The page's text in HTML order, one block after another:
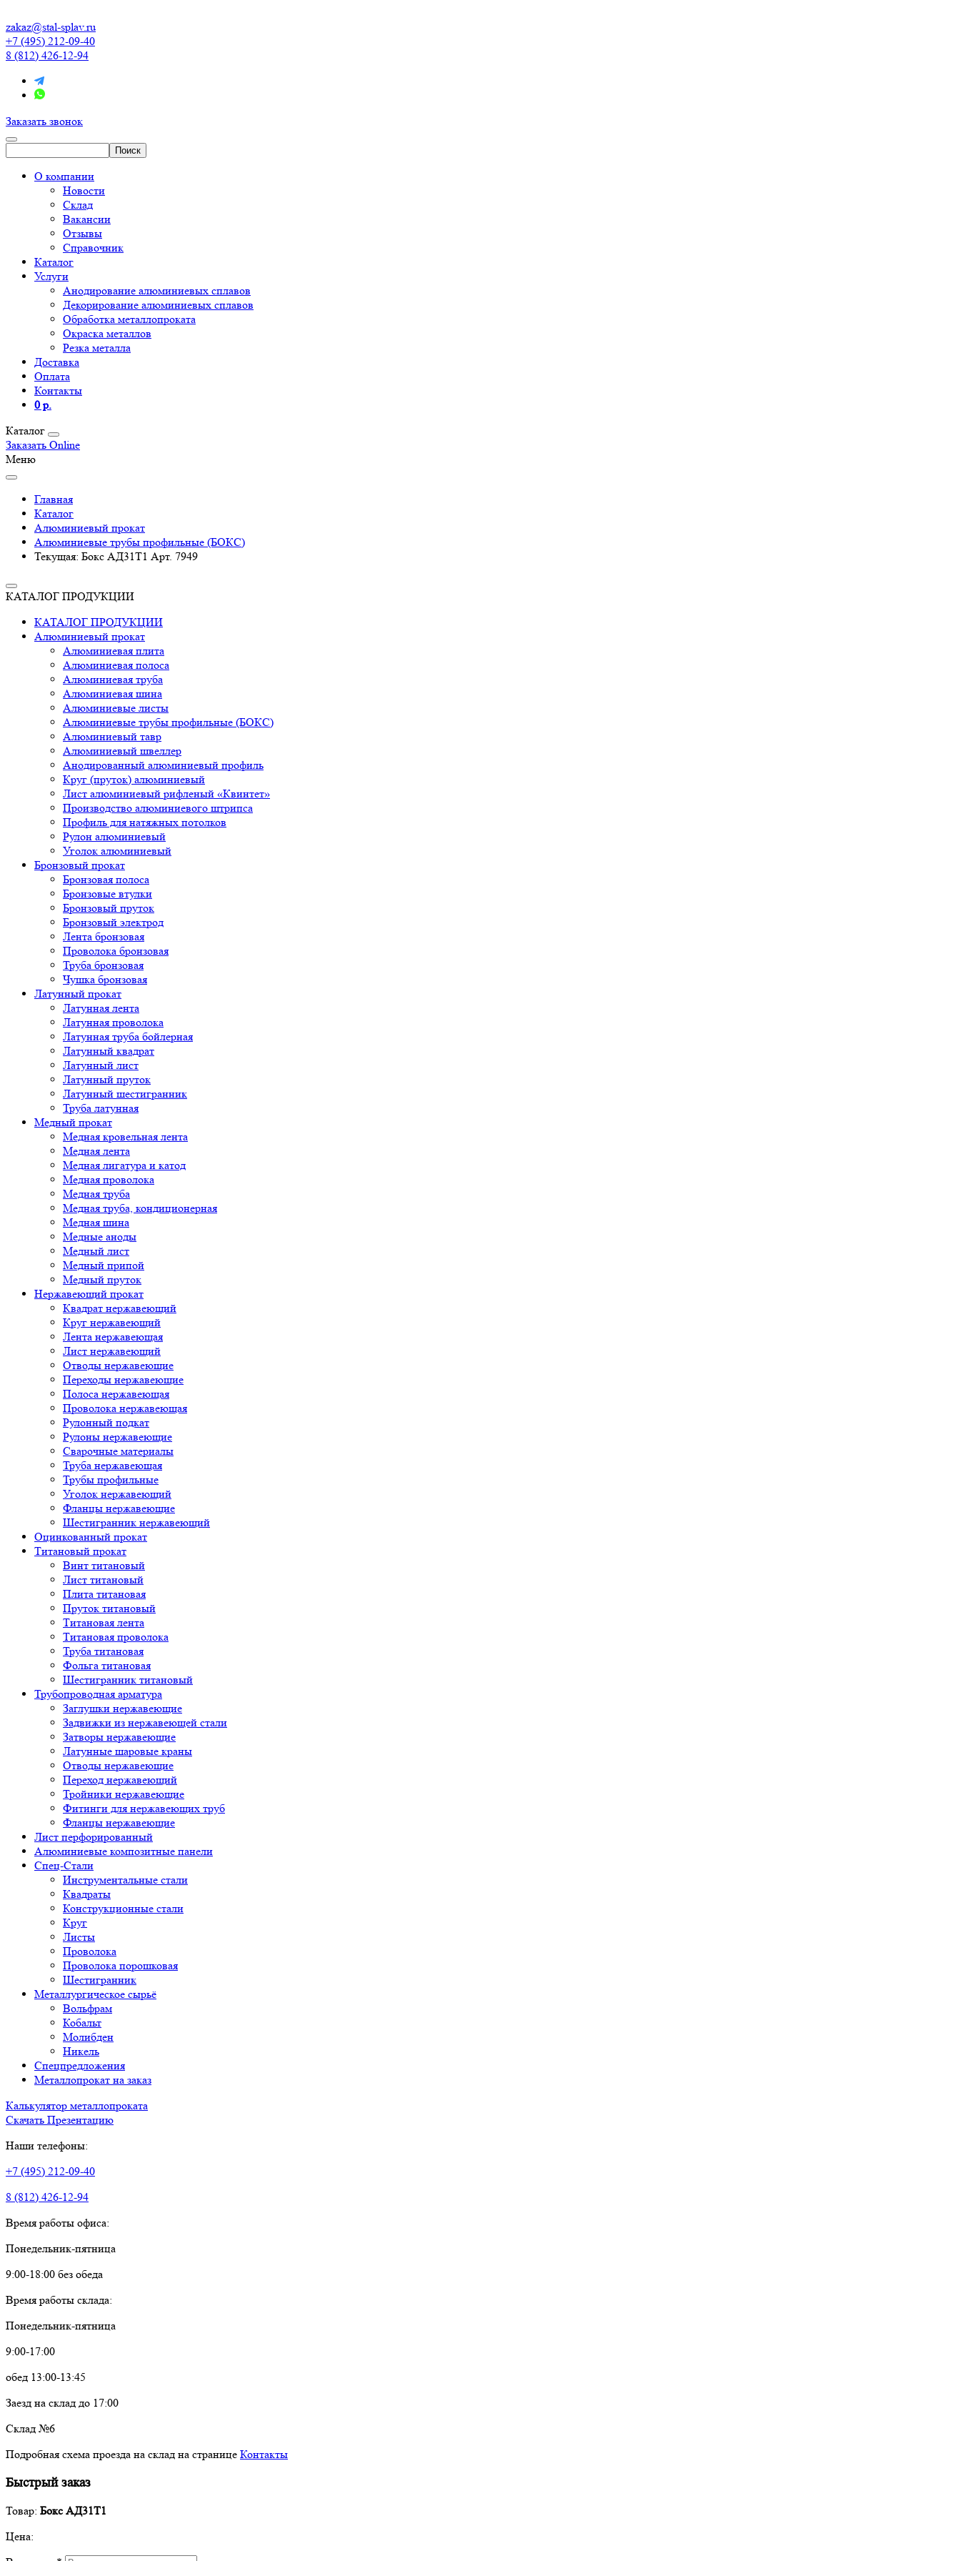
zakaz@stal-splav.ru
+7 (495) 212-09-40
8 (812) 426-12-94
Заказать звонок
О компании
Новости
Склад
Вакансии
Отзывы
Справочник
Каталог
Услуги
Анодирование алюминиевых сплавов
Декорирование алюминиевых сплавов
Обработка металлопроката
Окраска металлов
Резка металла
Доставка
Оплата
Контакты
0 р.
Каталог
Заказать Online
Меню
Главная
Каталог
Алюминиевый прокат
Алюминиевые трубы профильные (БОКС)
Текущая: Бокс АД31Т1 Арт. 7949
КАТАЛОГ ПРОДУКЦИИ
КАТАЛОГ ПРОДУКЦИИ
Алюминиевый прокат
Алюминиевая плита
Алюминиевая полоса
Алюминиевая труба
Алюминиевая шина
Алюминиевые листы
Алюминиевые трубы профильные (БОКС)
Алюминиевый тавр
Алюминиевый швеллер
Анодированный алюминиевый профиль
Круг (пруток) алюминиевый
Лист алюминиевый рифленый «Квинтет»
Производство алюминиевого штрипса
Профиль для натяжных потолков
Рулон алюминиевый
Уголок алюминиевый
Бронзовый прокат
Бронзовая полоса
Бронзовые втулки
Бронзовый пруток
Бронзовый электрод
Лента бронзовая
Проволока бронзовая
Труба бронзовая
Чушка бронзовая
Латунный прокат
Латунная лента
Латунная проволока
Латунная труба бойлерная
Латунный квадрат
Латунный лист
Латунный пруток
Латунный шестигранник
Труба латунная
Медный прокат
Медная кровельная лента
Медная лента
Медная лигатура и катод
Медная проволока
Медная труба
Медная труба, кондиционерная
Медная шина
Медные аноды
Медный лист
Медный припой
Медный пруток
Нержавеющий прокат
Квадрат нержавеющий
Круг нержавеющий
Лента нержавеющая
Лист нержавеющий
Отводы нержавеющие
Переходы нержавеющие
Полоса нержавеющая
Проволока нержавеющая
Рулонный подкат
Рулоны нержавеющие
Сварочные материалы
Труба нержавеющая
Трубы профильные
Уголок нержавеющий
Фланцы нержавеющие
Шестигранник нержавеющий
Оцинкованный прокат
Титановый прокат
Винт титановый
Лист титановый
Плита титановая
Пруток титановый
Титановая лента
Титановая проволока
Труба титановая
Фольга титановая
Шестигранник титановый
Трубопроводная арматура
Заглушки нержавеющие
Задвижки из нержавеющей стали
Затворы нержавеющие
Латунные шаровые краны
Отводы нержавеющие
Переход нержавеющий
Тройники нержавеющие
Фитинги для нержавеющих труб
Фланцы нержавеющие
Лист перфорированный
Алюминиевые композитные панели
Спец-Стали
Инструментальные стали
Квадраты
Конструкционные стали
Круг
Листы
Проволока
Проволока порошковая
Шестигранник
Металлургическое сырьё
Вольфрам
Кобальт
Молибден
Никель
Спецпредложения
Металлопрокат на заказ
Калькулятор металлопроката
Скачать Презентацию
Наши телефоны:
+7 (495) 212-09-40
8 (812) 426-12-94
Время работы офиса:
Понедельник-пятница
9:00-18:00 без обеда
Время работы склада:
Понедельник-пятница
9:00-17:00
обед 13:00-13:45
Заезд на склад до 17:00
Склад №6
Подробная схема проезда на склад на странице Контакты
Быстрый заказ
Товар: Бокс АД31Т1
Цена: